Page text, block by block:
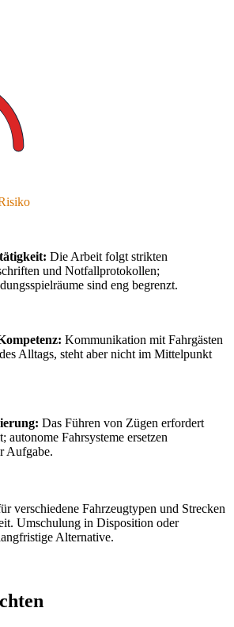
: Die Arbeit folgt strikten
und Notfallprotokollen;
sind eng begrenzt.
: Kommunikation mit Fahrgästen
Alltags, steht aber nicht im Mittelpunkt
: Das Führen von Zügen erfordert
autonome Fahrsysteme ersetzen
Aufgabe.
verschiedene Fahrzeugtypen und Strecken
Umschulung in Disposition oder
Alternative.